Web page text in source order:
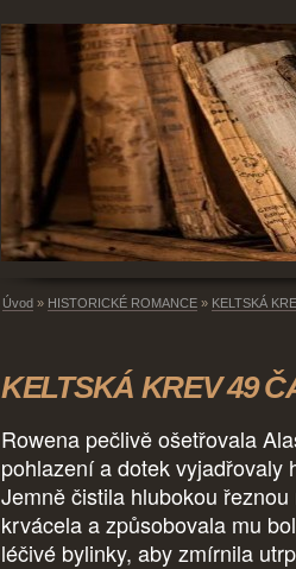
Úvod » HISTORICKÉ ROMANCE » KELTSKÁ
KELTSKÁ KREV 49
Rowena pečlivě ošetřovala
pohlazení a dotek vyjadřovaly
Jemně čistila hlubokou
krvácela a způsobovala mu
léčivé bylinky, aby zmírnila